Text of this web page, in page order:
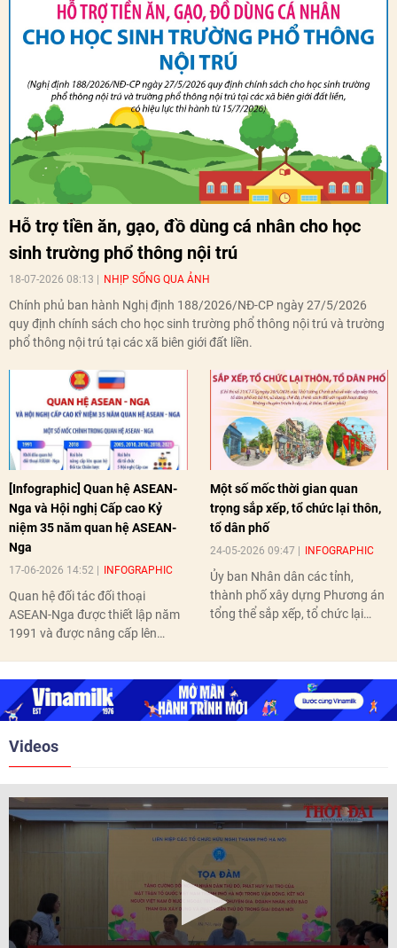
Hỗ trợ tiền ăn, gạo, đồ dùng cá nhân cho học
sinh trường phổ thông nội trú
18-07-2026 08:13 NHỊP SỐNG QUA ẢNH
Chính phủ ban hành Nghị định 188/2026/NĐ-CP ngày 27/5/2026
quy định chính sách cho học sinh trường phổ thông nội trú và trường
phổ thông nội trú tại các xã biên giới đất liền.
[Infographic] Quan hệ ASEAN-
Nga và Hội nghị Cấp cao Kỷ
niệm 35 năm quan hệ ASEAN-
Nga
17-06-2026 14:52 INFOGRAPHIC
Quan hệ đối tác đối thoại
ASEAN-Nga được thiết lập năm
1991 và được nâng cấp lên
nghị Cấp cao vào các năm 2005,
2010, 2016, 2018, 2021.
Một số mốc thời gian quan
trọng sắp xếp, tổ chức lại thôn,
tổ dân phố
24-05-2026 09:47 INFOGRAPHIC
Ủy ban Nhân dân các tỉnh,
thành phố xây dựng Phương án
tổng thể sắp xếp, tổ chức lại
Videos